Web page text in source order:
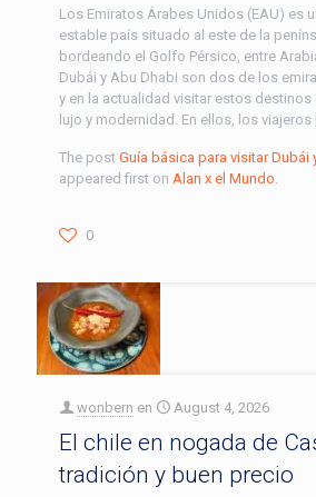
Los Emiratos Árabes Unidos (EAU) es
estable país situado al este de la
bordeando el Golfo Pérsico, entre
Dubái y Abu Dhabi son dos de los
y en la actualidad visitar estos
lujo y modernidad. En ellos, los viajeros
The post Guía básica para visitar Dubái
appeared first on Alan x el Mundo
0
wonbern en August 4, 2026
El chile en nogada de
tradición y buen precio